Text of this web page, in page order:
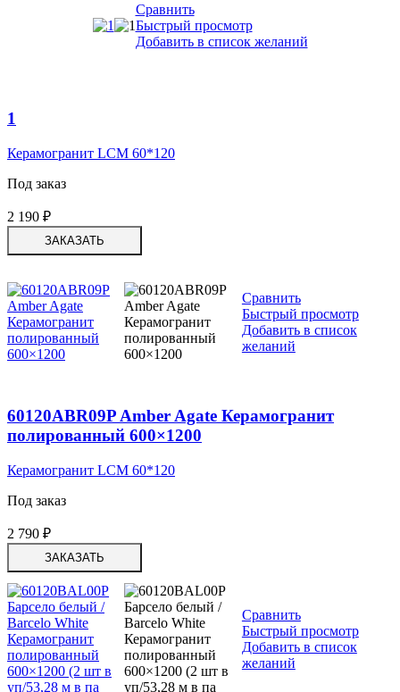
Сравнить
Быстрый просмотр
Добавить в список желаний
1
Керамогранит LCM 60*120
Под заказ
2 190 ₽
ЗАКАЗАТЬ
Сравнить
Быстрый просмотр
Добавить в список
желаний
60120ABR09P Amber Agate Керамогранит
полированный 600×1200
Керамогранит LCM 60*120
Под заказ
2 790 ₽
ЗАКАЗАТЬ
Сравнить
Быстрый просмотр
Добавить в список
желаний